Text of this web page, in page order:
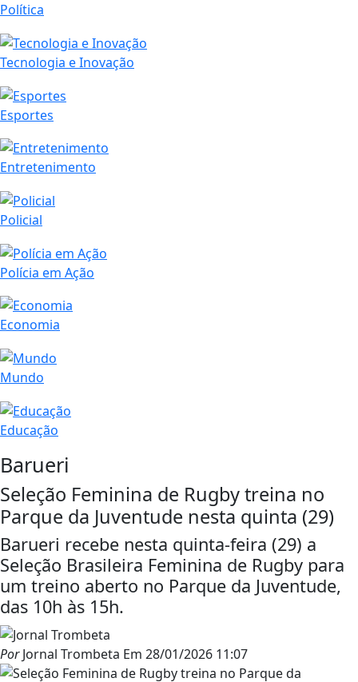
Política
Tecnologia e Inovação
Esportes
Entretenimento
Policial
Polícia em Ação
Economia
Mundo
Educação
Barueri
Seleção Feminina de Rugby treina no
Parque da Juventude nesta quinta (29)
Barueri recebe nesta quinta-feira (29) a
Seleção Brasileira Feminina de Rugby para
um treino aberto no Parque da Juventude,
das 10h às 15h.
PorJornal Trombeta Em 28/01/2026 11:07